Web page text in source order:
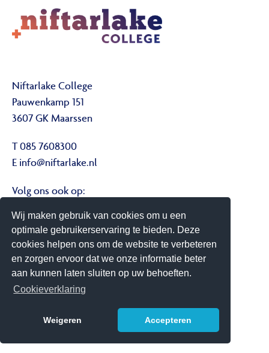
Wij maken gebruik van cookies om u een
optimale gebruikerservaring te bieden. Deze
cookies helpen ons om de website te verbeteren
en zorgen ervoor dat we onze informatie beter
aan kunnen laten sluiten op uw behoeften.
Cookieverklaring
Weigeren Accepteren
Niftarlake College
Pauwenkamp 151
3607 GK Maarssen
T 085 7608300
E info@niftarlake.nl
Volg ons ook op:
Youtube
Het Niftarlake College heeft het predicaat Technasium